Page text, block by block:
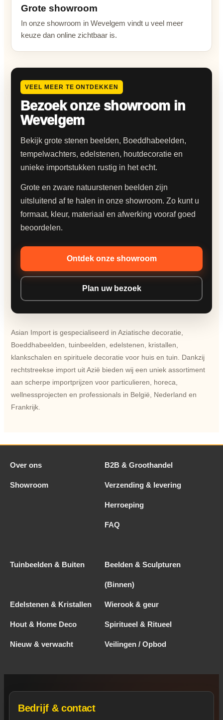
Grote showroom
In onze showroom in Wevelgem vindt u veel meer
keuze dan online zichtbaar is.
VEEL MEER TE ONTDEKKEN
Bezoek onze showroom in
Wevelgem
Bekijk grote stenen beelden, Boeddhabeelden,
tempelwachters, edelstenen, houtdecoratie en
unieke importstukken rustig in het echt.
Grote en zware natuurstenen beelden zijn
uitsluitend af te halen in onze showroom. Zo kunt u
formaat, kleur, materiaal en afwerking vooraf goed
beoordelen.
Ontdek onze showroom
Plan uw bezoek
Asian Import is gespecialiseerd in Aziatische decoratie,
Boeddhabeelden, tuinbeelden, edelstenen, kristallen,
klankschalen en spirituele decoratie voor huis en tuin. Dankzij
rechtstreekse import uit Azië bieden wij een uniek assortiment
aan scherpe importprijzen voor particulieren, horeca,
wellnessprojecten en professionals in België, Nederland en
Frankrijk.
Over ons B2B & Groothandel
Showroom Verzending & levering
Herroeping
FAQ
Tuinbeelden & Buiten Beelden & Sculpturen
(Binnen)
Edelstenen & Kristallen Wierook & geur
Hout & Home Deco Spiritueel & Ritueel
Nieuw & verwacht Veilingen / Opbod
Bedrijf & contact